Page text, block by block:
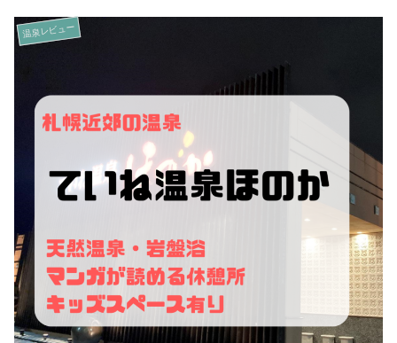
温泉レビュー